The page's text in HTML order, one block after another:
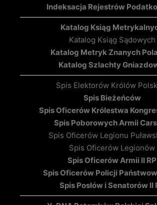
Indeksacja Rejestrów
Katalog Ksiąg
Katalog Ksiąg Sądowych
Katalog Metryk Znanych
Katalog Szlachty
Spis Elektorów Królów
Spis Bieżeńców
Spis Oficerów Królestwa
Spis Poborowych Armii
Spis Oficerów Legionu
Spis Oficerów Legionów
Spis Oficerów Armii II RP
Spis Oficerów Policji
Spis Posłów i Senatorów II